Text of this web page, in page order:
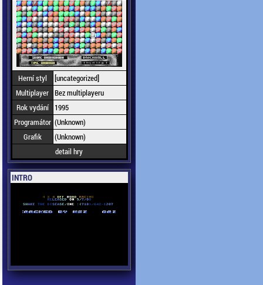
Herní styl
[uncategorized]
Multiplayer Bez multiplayeru
Rok vydání
1995
Programátor (Unknown)
Grafik
(Unknown)
detail hry
INTRO